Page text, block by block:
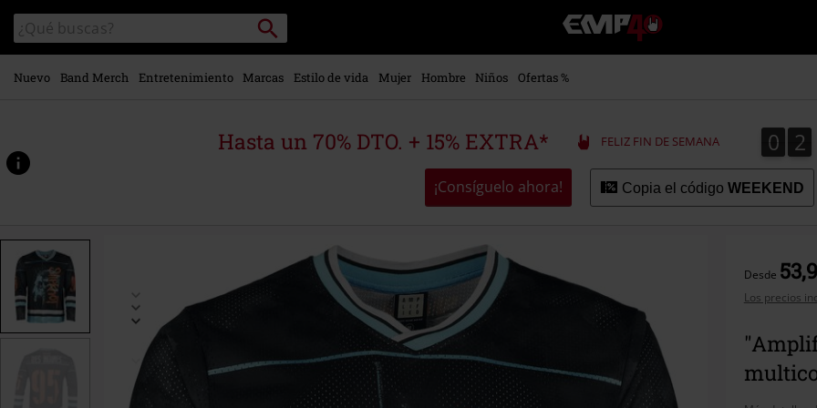
contenido
principal
Buscar
en
el
catálogo
Buscar
EMP
-
Música,
Merch
Ropa
Alternativa
Nuevo Band Merch Entretenimiento Marcas Estilo de vida Mujer Hombre Niños Ofertas %
Hasta un 70% DTO. + 15% EXTRA* FELIZ FIN DE SEMANA 0
0 2
2
¡Consíguelo ahora! Copia el código WEEKEND
www.emp-
p/amplified-
Desde
Los precios